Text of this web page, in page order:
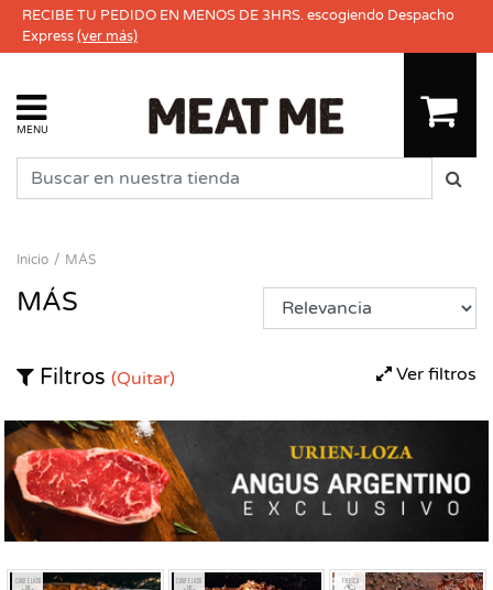
RECIBE TU PEDIDO EN MENOS DE 3HRS. escogiendo Despacho
Express(ver más)
MENU
Inicio MÁS
MÁS
Ver filtros
Filtros (Quitar)
Congelado Congelado Fresco